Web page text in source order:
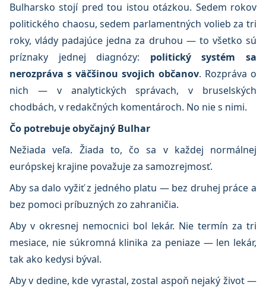
Bulharsko stojí pred tou istou otázkou. Sedem rokov
politického chaosu, sedem parlamentných volieb za tri
roky, vlády padajúce jedna za druhou — to všetko sú
príznaky jednej diagnózy: politický systém sa
nerozpráva s väčšinou svojich občanov. Rozpráva o
nich — v analytických správach, v bruselských
chodbách, v redakčných komentároch. No nie s nimi.
Čo potrebuje obyčajný Bulhar
Nežiada veľa. Žiada to, čo sa v každej normálnej
európskej krajine považuje za samozrejmosť.
Aby sa dalo vyžiť z jedného platu — bez druhej práce a
bez pomoci príbuzných zo zahraničia.
Aby v okresnej nemocnici bol lekár. Nie termín za tri
mesiace, nie súkromná klinika za peniaze — len lekár,
tak ako kedysi býval.
Aby v dedine, kde vyrastal, zostal aspoň nejaký život —